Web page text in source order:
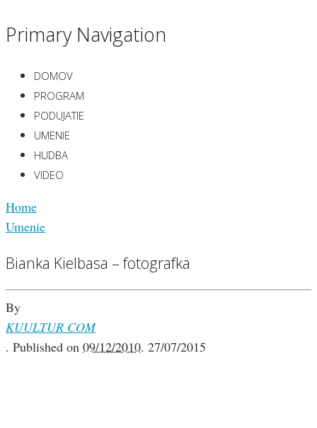
Primary Navigation
DOMOV
PROGRAM
PODUJATIE
UMENIE
HUDBA
VIDEO
Home
Umenie
Bianka Kielbasa – fotografka
By
KUULTUR COM
. Published on 09/12/2010. 27/07/2015